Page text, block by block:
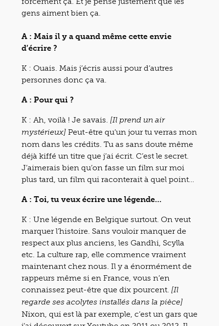
gens aiment bien ça.
A : Mais il y a quand même cette envie
d’écrire ?
K : Ouais. Mais j’écris aussi pour d’autres
personnes donc ça va.
A : Pour qui ?
K : Ah, voilà ! Je savais. [Il prend un air
mystérieux] Peut-être qu’un jour tu verras mon
nom dans les crédits. Tu as sans doute même
déjà kiffé un titre que j’ai écrit. C’est le secret.
J’aimerais bien qu’on fasse un film sur moi
plus tard, un film qui raconterait à quel point…
A : Toi, tu veux écrire une légende…
K : Une légende en Belgique surtout. On veut
marquer l’histoire. Sans vouloir manquer de
respect aux plus anciens, les Gandhi, Scylla
etc. La culture rap, elle commence vraiment
maintenant chez nous. Il y a énormément de
rappeurs même si en France, vous n’en
connaissez peut-être que dix pourcent. [Il
regarde ses acolytes installés dans la pièce]
Nixon, qui est là par exemple, c’est un gars que